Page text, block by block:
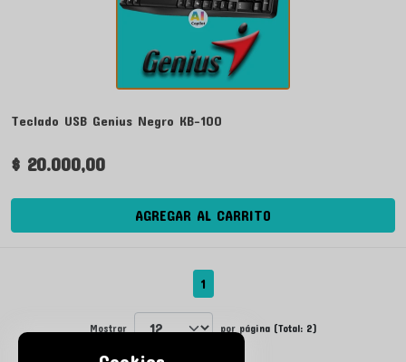
Teclado USB Genius Negro KB-100
$ 20.000,00
AGREGAR AL CARRITO
1
Mostrar por página (Total: 2)